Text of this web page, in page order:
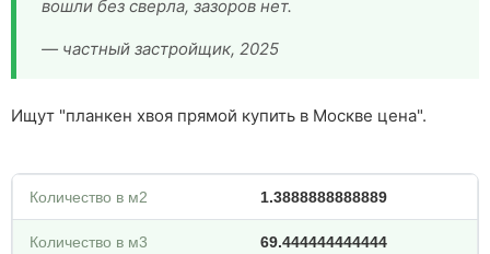
вошли без сверла, зазоров нет.
— частный застройщик, 2025
Ищут "планкен хвоя прямой купить в Москве цена".
Количество в м2 1.3888888888889
Количество в м3 69.444444444444